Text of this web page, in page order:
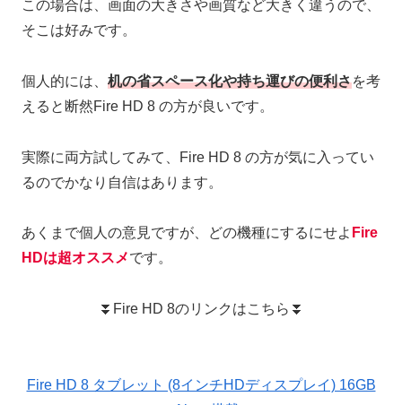
この場合は、画面の大きさや画質など大きく違うので、
そこは好みです。
個人的には、 机の省スペース化や持ち運びの便利さを考
えると断然Fire HD 8 の方が良いです。
実際に両方試してみて、Fire HD 8 の方が気に入ってい
るのでかなり自信はあります。
あくまで個人の意見ですが、どの機種にするにせよ Fire
HDは超オススメです。
⏬Fire HD 8のリンクはこちら⏬
Fire HD 8 タブレット (8インチHDディスプレイ) 16GB